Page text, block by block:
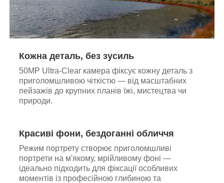
Кожна деталь, без зусиль
50MP Ultra-Clear камера фіксує кожну деталь з
приголомшливою чіткістю — від масштабних
пейзажів до крупних планів їжі, мистецтва чи
природи.
Красиві фони, бездоганні обличчя
Режим портрету створює приголомшливі
портрети на м'якому, мрійливому фоні —
ідеально підходить для фіксації особливих
моментів із професійною глибиною та